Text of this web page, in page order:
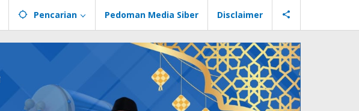
Pencarian Pedoman Media Siber Disclaimer